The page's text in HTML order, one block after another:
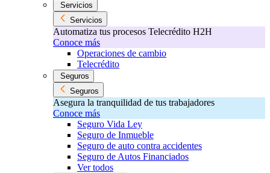
Servicios
Servicios
Automatiza tus procesos Telecrédito H2H
Conoce más
Operaciones de cambio
Telecrédito
Seguros
Seguros
Asegura la tranquilidad de tus trabajadores
Conoce más
Seguro Vida Ley
Seguro de Inmueble
Seguro de auto contra accidentes
Seguro de Autos Financiados
Ver todos